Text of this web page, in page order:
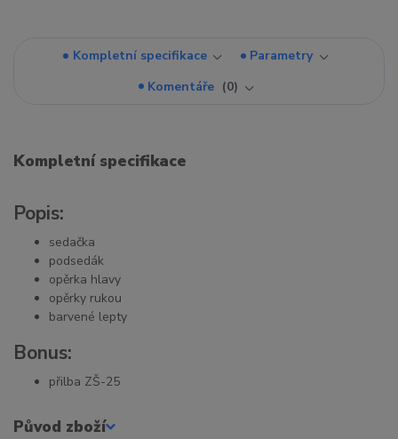
Kompletní specifikace
Parametry
Komentáře
0
Kompletní specifikace
Popis:
sedačka
podsedák
opěrka hlavy
opěrky rukou
barvené lepty
Bonus:
přilba ZŠ-25
Původ zboží